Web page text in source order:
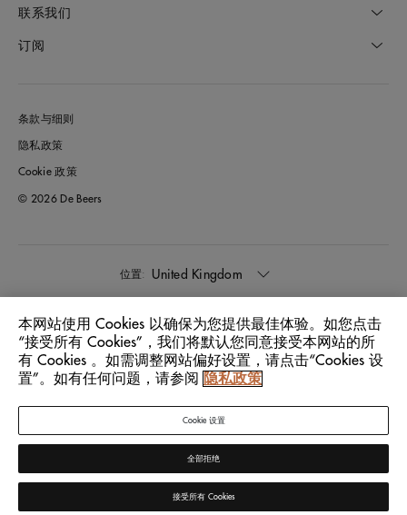
联系我们
订阅
条款与细则
隐私政策
Cookie 政策
© 2026 De Beers
位置: United Kingdom
语言: 中文
本网站使用 Cookies 以确保为您提供最佳体验。如您点击
“接受所有 Cookies”，我们将默认您同意接受本网站的所
有 Cookies 。如需调整网站偏好设置，请点击“Cookies 设
置”。如有任何问题，请参阅
隐私政策
Cookie 设置
全部拒绝
接受所有 Cookies